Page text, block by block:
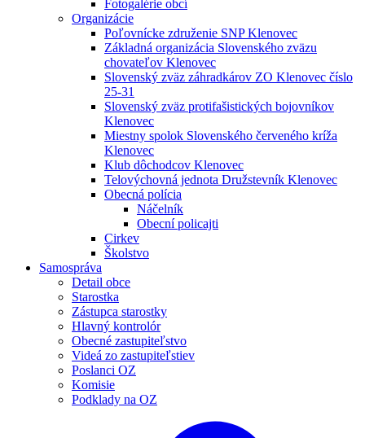
Fotogalérie obcí
Organizácie
Poľovnícke združenie SNP Klenovec
Základná organizácia Slovenského zväzu
chovateľov Klenovec
Slovenský zväz záhradkárov ZO Klenovec číslo
25-31
Slovenský zväz protifašistických bojovníkov
Klenovec
Miestny spolok Slovenského červeného kríža
Klenovec
Klub dôchodcov Klenovec
Telovýchovná jednota Družstevník Klenovec
Obecná polícia
Náčelník
Obecní policajti
Cirkev
Školstvo
Samospráva
Detail obce
Starostka
Zástupca starostky
Hlavný kontrolór
Obecné zastupiteľstvo
Videá zo zastupiteľstiev
Poslanci OZ
Komisie
Podklady na OZ